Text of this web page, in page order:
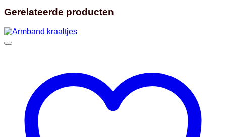
Gerelateerde producten